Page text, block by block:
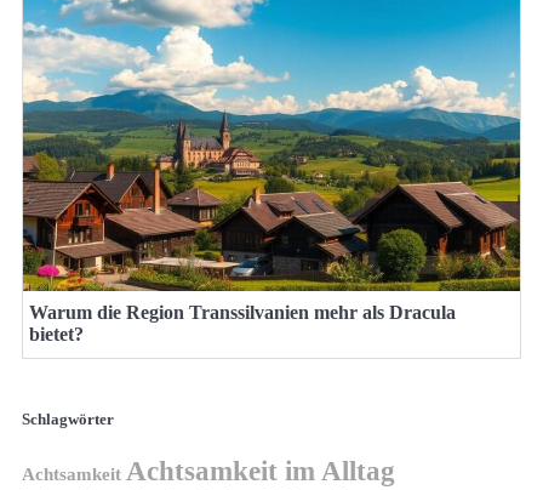
Warum die Region Transsilvanien mehr als Dracula
bietet?
Schlagwörter
Achtsamkeit Achtsamkeit im Alltag